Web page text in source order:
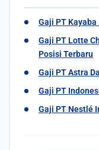
Gaji PT
Gaji PT Lotte
Posisi Terbaru
Gaji PT Astra
Gaji PT
Gaji PT Nestlé